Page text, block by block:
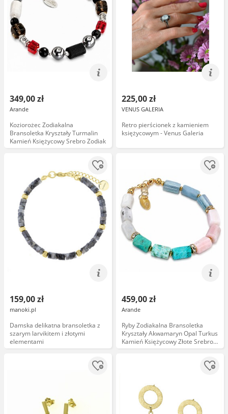
349,00 zł
Arande
Koziorożec Zodiakalna
Bransoletka Kryształy Turmalin
Kamień Księżycowy Srebro Zodiak
225,00 zł
VENUS GALERIA
Retro pierścionek z kamieniem
księżycowym - Venus Galeria
159,00 zł
manoki.pl
Damska delikatna bransoletka z
szarym larvikitem i złotymi
elementami
459,00 zł
Arande
Ryby Zodiakalna Bransoletka
Kryształy Akwamaryn Opal Turkus
Kamień Księżycowy Złote Srebro
Zodiak